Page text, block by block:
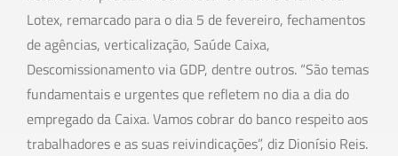
Lotex, remarcado para o dia 5 de fevereiro, fechamentos
de agências, verticalização, Saúde Caixa,
Descomissionamento via GDP, dentre outros. “São temas
fundamentais e urgentes que refletem no dia a dia do
empregado da Caixa. Vamos cobrar do banco respeito aos
trabalhadores e as suas reivindicações”, diz Dionísio Reis.